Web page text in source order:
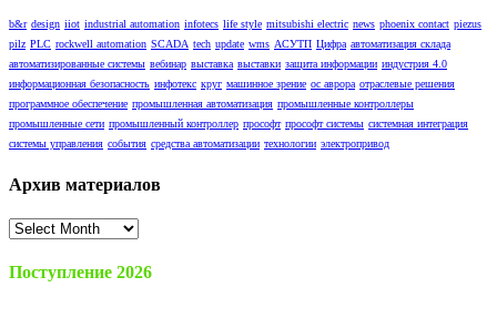
b&r design iiot industrial automation infotecs life style mitsubishi electric news phoenix contact piezus
pilz PLC rockwell automation SCADA tech update wms АСУТП Цифра автоматизация склада
автоматизированные системы вебинар выставка выставки защита информации индустрия 4.0
информационная безопасность инфотекс круг машинное зрение ос аврора отраслевые решения
программное обеспечение промышленная автоматизация промышленные контроллеры
промышленные сети промышленный контроллер прософт прософт системы системная интеграция
системы управления события средства автоматизации технологии электропривод
Архив материалов
Архив
Поступление 2026